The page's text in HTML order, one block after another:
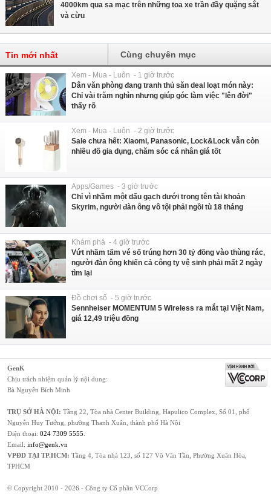
4000km qua sa mạc trên những toa xe trần đầy quặng sắt
và cừu
Tin mới nhất Cùng chuyên mục
Xem - Mua - Luôn - 1 giờ trước
Dân văn phòng đang tranh thủ săn deal loạt món này:
Chỉ vài trăm nghìn nhưng giúp góc làm việc "lên đời"
thấy rõ
Xem - Mua - Luôn - 2 giờ trước
Sale chưa hết: Xiaomi, Panasonic, Lock&Lock vẫn còn
nhiều đồ gia dụng, chăm sóc cá nhân giá tốt
Apps/Games - 3 giờ trước
Chỉ vì nhầm một dấu gạch dưới trong tên tài khoản
Skyrim, người đàn ông vô tội phải ngồi tù 18 tháng
Khám phá - 4 giờ trước
Vứt nhầm tấm vé số trúng hơn 30 tỷ đồng vào thùng rác,
người đàn ông khiến cả công ty vệ sinh phải mất 2 ngày
tìm lại
Đồ chơi số - 5 giờ trước
Sennheiser MOMENTUM 5 Wireless ra mắt tại Việt Nam,
giá 12,49 triệu đồng
GenK
Chịu trách nhiệm quản lý nội dung:
Bà Nguyễn Bích Minh
TRỤ SỞ HÀ NỘI: Tầng 22, Tòa nhà Center Building, Hapulico Complex, Số 01, phố
Nguyễn Huy Tưởng, phường Thanh Xuân, thành phố Hà Nội
Điện thoại: 024 7309 5555
Email: info@genk.vn
VPĐD TẠI TP.HCM: Tầng 4, Tòa nhà 123, số 127 Võ Văn Tần, Phường Xuân Hòa,
TPHCM
© Copyright 2010 - 2026 - Công ty Cổ phần VCCorp